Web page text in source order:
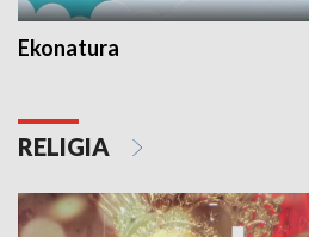
Ekonatura
RELIGIA